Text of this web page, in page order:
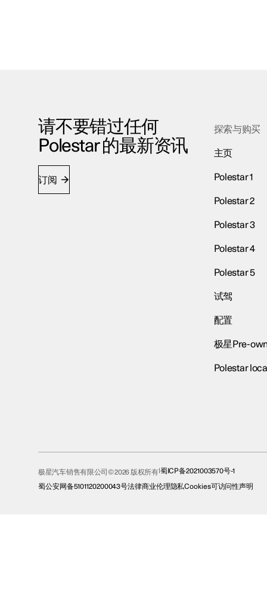
请不要错过任何
Polestar 的最新资讯
订阅
探索与购买
主页
Polestar 1
Polestar 2
Polestar 3
Polestar 4
Polestar 5
试驾
配置
极星Pre-
Polestar
极星汽车销售有限公司© 2026 版权所有 蜀ICP备2021003570号-1
蜀公安网备5101120200043号法律商业伦理隐私Cookies可访问性声明